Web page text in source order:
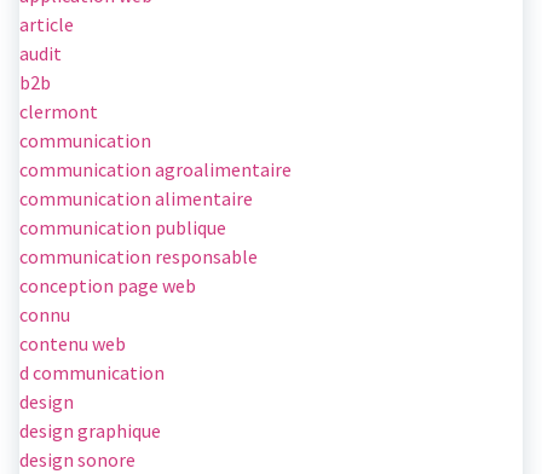
article
audit
b2b
clermont
communication
communication agroalimentaire
communication alimentaire
communication publique
communication responsable
conception page web
connu
contenu web
d communication
design
design graphique
design sonore